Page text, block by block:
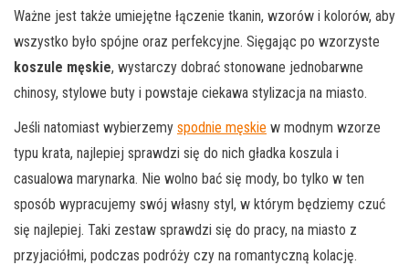
Ważne jest także umiejętne łączenie tkanin, wzorów i kolorów, aby
wszystko było spójne oraz perfekcyjne. Sięgając po wzorzyste
koszule męskie, wystarczy dobrać stonowane jednobarwne
chinosy, stylowe buty i powstaje ciekawa stylizacja na miasto.
Jeśli natomiast wybierzemy spodnie męskie w modnym wzorze
typu krata, najlepiej sprawdzi się do nich gładka koszula i
casualowa marynarka. Nie wolno bać się mody, bo tylko w ten
sposób wypracujemy swój własny styl, w którym będziemy czuć
się najlepiej. Taki zestaw sprawdzi się do pracy, na miasto z
przyjaciółmi, podczas podróży czy na romantyczną kolację.